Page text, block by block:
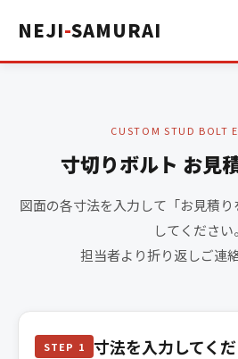
NEJI-SAMURAI
CUSTOM STUD BOLT
寸切りボルト お見
図面の各寸法を入力して「お見積
してください。
担当者より折り返しご連
STEP 1 寸法を入力してく